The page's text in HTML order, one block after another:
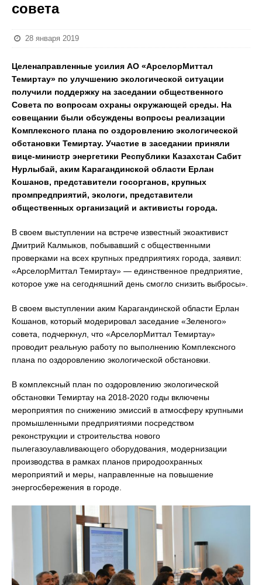
совета
28 января 2019
Целенаправленные усилия АО «АрселорМиттал
Темиртау» по улучшению экологической ситуации
получили поддержку на заседании общественного
Совета по вопросам охраны окружающей среды. На
совещании были обсуждены вопросы реализации
Комплексного плана по оздоровлению экологической
обстановки Темиртау. Участие в заседании приняли
вице-министр энергетики Республики Казахстан Сабит
Нурлыбай, аким Карагандинской области Ерлан
Кошанов, представители госорганов, крупных
промпредприятий, экологи, представители
общественных организаций и активисты города.
В своем выступлении на встрече известный экоактивист
Дмитрий Калмыков, побывавший с общественными
проверками на всех крупных предприятиях города, заявил:
«АрселорМиттал Темиртау» — единственное предприятие,
которое уже на сегодняшний день смогло снизить выбросы».
В своем выступлении аким Карагандинской области Ерлан
Кошанов, который модерировал заседание «Зеленого»
совета, подчеркнул, что «АрселорМиттал Темиртау»
проводит реальную работу по выполнению Комплексного
плана по оздоровлению экологической обстановки.
В комплексный план по оздоровлению экологической
обстановки Темиртау на 2018-2020 годы включены
мероприятия по снижению эмиссий в атмосферу крупными
промышленными предприятиями посредством
реконструкции и строительства нового
пылегазоулавливающего оборудования, модернизации
производства в рамках планов природоохранных
мероприятий и меры, направленные на повышение
энергосбережения в городе.